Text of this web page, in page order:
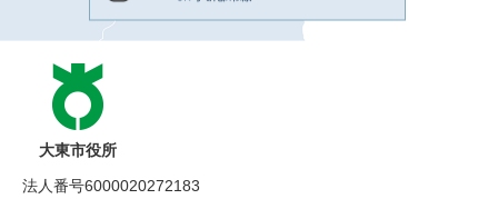
大東市役所
法人番号6000020272183